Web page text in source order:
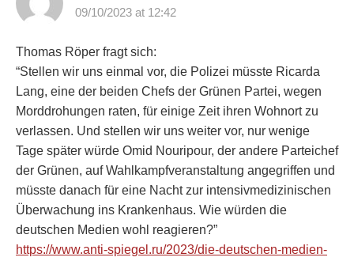
09/10/2023 at 12:42
Thomas Röper fragt sich:
“Stellen wir uns einmal vor, die Polizei müsste Ricarda
Lang, eine der beiden Chefs der Grünen Partei, wegen
Morddrohungen raten, für einige Zeit ihren Wohnort zu
verlassen. Und stellen wir uns weiter vor, nur wenige
Tage später würde Omid Nouripour, der andere Parteichef
der Grünen, auf Wahlkampfveranstaltung angegriffen und
müsste danach für eine Nacht zur intensivmedizinischen
Überwachung ins Krankenhaus. Wie würden die
deutschen Medien wohl reagieren?”
https://www.anti-spiegel.ru/2023/die-deutschen-medien-